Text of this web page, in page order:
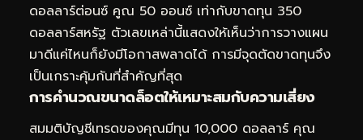
ดอลลาร์ต่อนซ์ คูณ 50 ออนซ์ เท่ากับขาดทุน 350
ดอลลาร์สหรัฐ ตัวเลขเหล่านี้แสดงให้เห็นว่าการวางแผน
มาดีแค่ไหนก็ยังมีโอกาสพลาดได้ การมีจุดตัดขาดทุนจึง
เป็นเกราะคุ้มกันที่สำคัญที่สุด
การคำนวณขนาดล็อตให้เหมาะสมกับความเสี่ยง
สมมติบัญชีเทรดของคุณมีทุน 10,000 ดอลลาร์ คุณ